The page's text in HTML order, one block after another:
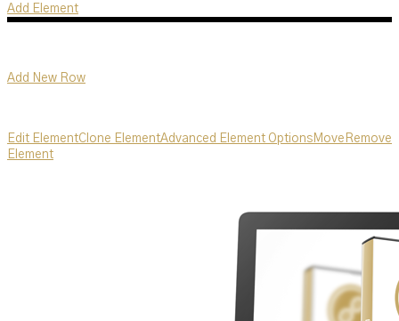
Add Element
Add New Row
Edit ElementClone ElementAdvanced Element Options Move Remove
Element